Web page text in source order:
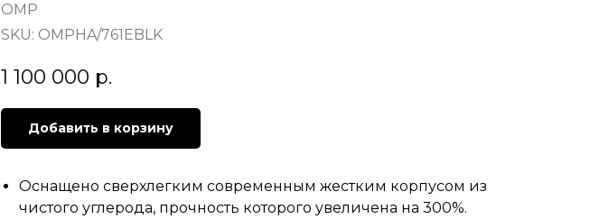
OMP
SKU: OMPHA/761EBLK
1 100 000 р.
Добавить в корзину
Оснащено сверхлегким современным жестким корпусом из
чистого углерода, прочность которого увеличена на 300%.